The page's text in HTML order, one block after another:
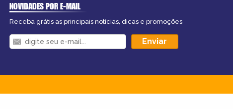
NOVIDADES POR E-MAIL
Receba grátis as principais notícias, dicas e promoções